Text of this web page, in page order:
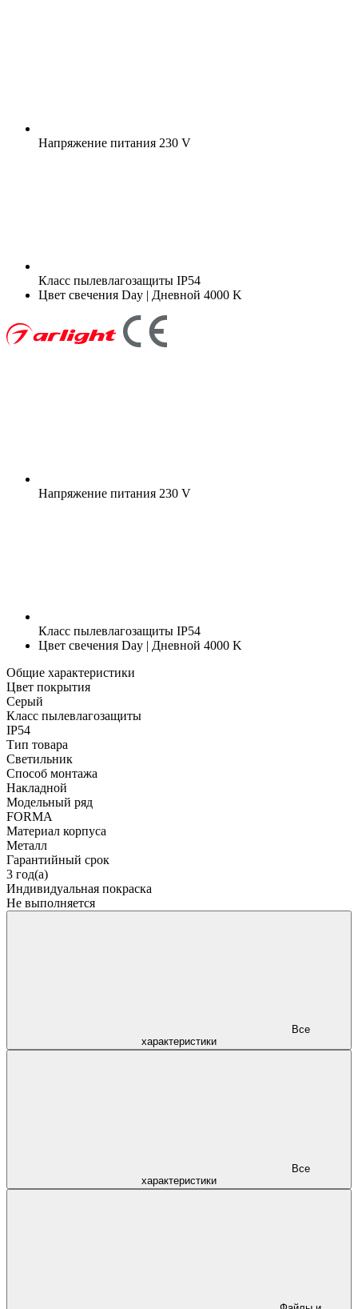
Напряжение питания 230 V
Класс пылевлагозащиты IP54
Цвет свечения Day | Дневной 4000 K
Напряжение питания 230 V
Класс пылевлагозащиты IP54
Цвет свечения Day | Дневной 4000 K
Общие характеристики
Цвет покрытия
Серый
Класс пылевлагозащиты
IP54
Тип товара
Светильник
Способ монтажа
Накладной
Модельный ряд
FORMA
Материал корпуса
Металл
Гарантийный срок
3 год(а)
Индивидуальная покраска
Не выполняется
характеристики
характеристики